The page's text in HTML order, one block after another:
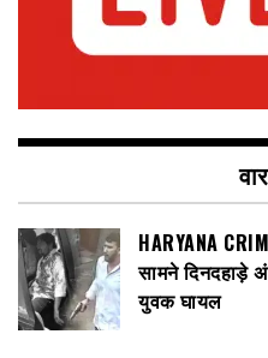
HARYANA
सामने दिनदहाड़े
युवक घायल